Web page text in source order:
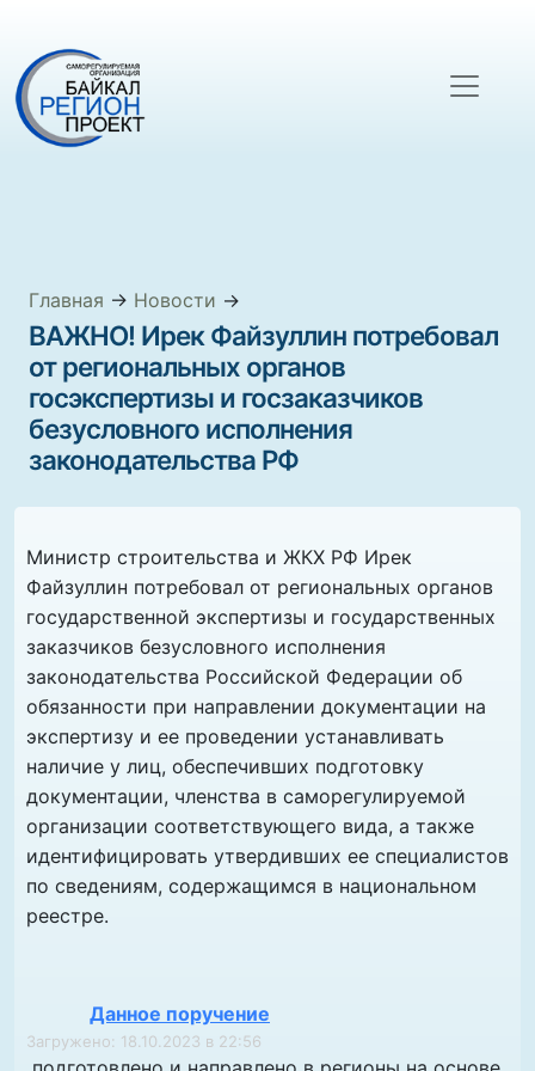
Главная → Новости →
ВАЖНО! Ирек Файзуллин потребовал
от региональных органов
госэкспертизы и госзаказчиков
безусловного исполнения
законодательства РФ
Министр строительства и ЖКХ РФ Ирек
Файзуллин потребовал от региональных органов
государственной экспертизы и государственных
заказчиков безусловного исполнения
законодательства Российской Федерации об
обязанности при направлении документации на
экспертизу и ее проведении устанавливать
наличие у лиц, обеспечивших подготовку
документации, членства в саморегулируемой
организации соответствующего вида, а также
идентифицировать утвердивших ее специалистов
по сведениям, содержащимся в национальном
реестре.
Данное поручение
Загружено: 18.10.2023 в 22:56